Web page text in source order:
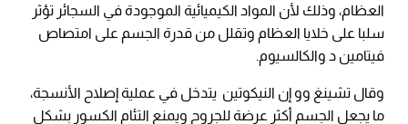
العظام، وذلك لأن المواد الكيميائية الموجودة في السجائر تؤثر
سلبا على خلايا العظام وتقلل من قدرة الجسم على امتصاص
فيتامين د والكالسيوم.
وقال تشينغ وو إن النيكوتين يتدخل في عملية إصلاح الأنسجة،
ما يجعل الجسم أكثر عرضة للجروح ويمنع التئام الكسور بشكل